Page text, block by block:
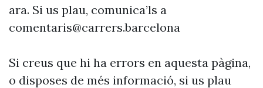
ara. Si us plau, comunica’ls a
comentaris@carrers.barcelona
Si creus que hi ha errors en aquesta pàgina,
o disposes de més informació, si us plau